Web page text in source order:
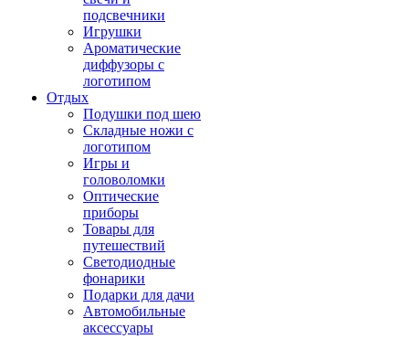
подсвечники
Игрушки
Ароматические
диффузоры с
логотипом
Отдых
Подушки под шею
Складные ножи с
логотипом
Игры и
головоломки
Оптические
приборы
Товары для
путешествий
Светодиодные
фонарики
Подарки для дачи
Автомобильные
аксессуары